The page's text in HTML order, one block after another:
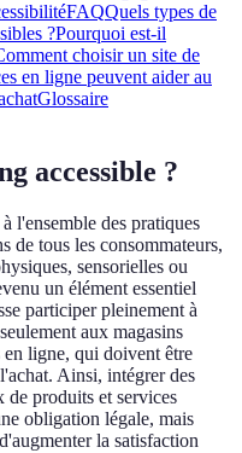
FAQQuels types de
?Pourquoi est-il
choisir un site de
en ligne peuvent aider au
Glossaire
accessible ?
l'ensemble des pratiques
de tous les consommateurs,
sensorielles ou
un élément essentiel
participer pleinement à
aux magasins
en ligne, qui doivent être
Ainsi, intégrer des
de produits et services
obligation légale, mais
la satisfaction